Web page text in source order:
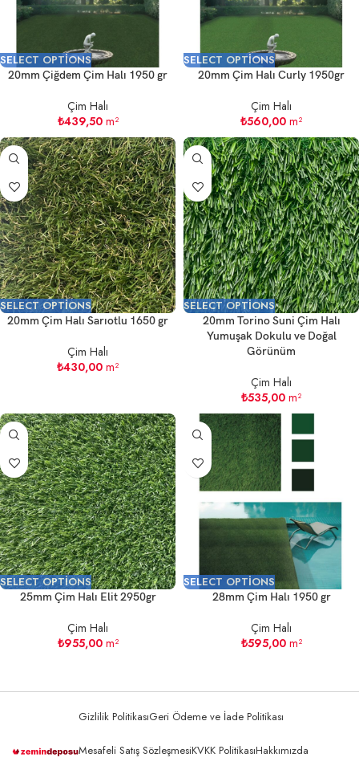
SELECT OPTIONS
20mm Çiğdem Çim Halı 1950 gr
Çim Halı
₺439,50m²
SELECT OPTIONS
20mm Çim Halı Curly 1950gr
Çim Halı
₺560,00 m²
SELECT OPTIONS
20mm Çim Halı Sarıotlu 1650 gr
Çim Halı
₺430,00 m²
SELECT OPTIONS
20mm Torino Suni Çim Halı
Yumuşak Dokulu ve Doğal
Görünüm
Çim Halı
₺535,00 m²
SELECT OPTIONS
25mm Çim Halı Elit 2950gr
Çim Halı
₺955,00m²
SELECT OPTIONS
28mm Çim Halı 1950 gr
Çim Halı
₺595,00m²
Gizlilik PolitikasıGeri Ödeme ve İade Politikası
Mesafeli Satış SözleşmesiKVKK PolitikasıHakkımızda